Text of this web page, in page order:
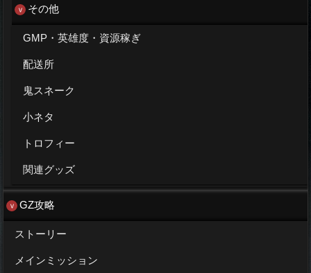
その他
GMP・英雄度・資源稼ぎ
配送所
鬼スネーク
小ネタ
トロフィー
関連グッズ
GZ攻略
ストーリー
メインミッション